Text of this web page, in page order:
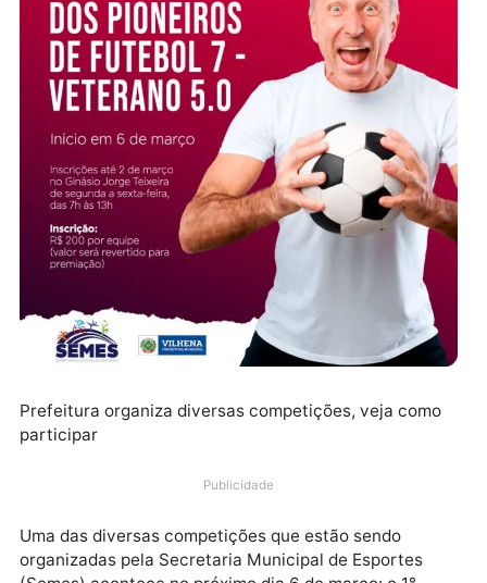
Prefeitura organiza diversas competições, veja
participar